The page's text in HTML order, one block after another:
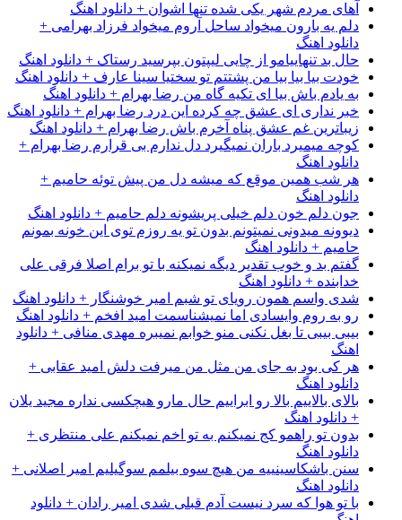
آهای مردم شهر یکی شده تنها اشوان + دانلود اهنگ
دلم یه بارون میخواد ساحل آروم میخواد فرزاد بهرامی +
دانلود اهنگ
حال بد تنهاییامو از چایی لیپتون بپرسید رستاک + دانلود اهنگ
خودت بیا بیا بیا من پشتتم تو سختیا سینا عارف + دانلود اهنگ
به یادم باش بیا ای تکیه گاه من رضا بهرام + دانلود اهنگ
خبر نداری ای عشق چه کرده این درد رضا بهرام + دانلود اهنگ
زیباترین غم عشق پناه آخرم باش رضا بهرام + دانلود اهنگ
کوچه میمیرد باران نمیگیرد دل ندارم بی قرارم رضا بهرام +
دانلود اهنگ
هر شب همین موقع که میشه دل من پیش توئه حامیم +
دانلود اهنگ
جون دلم خون دلم خیلی پریشونه دلم حامیم + دانلود اهنگ
دیوونه میدونی نمیتونم بدون تو یه روزم توی این خونه بمونم
حامیم + دانلود اهنگ
گفتم بد و خوب تقدیر دیگه نمیکنه با تو برام اصلا فرقی علی
خدابنده + دانلود اهنگ
شدی واسم همون رویای تو شبم امیر خوشنگار + دانلود اهنگ
رو به روم وایسادی اما نمیشناسمت امید افخم + دانلود اهنگ
بیبی بیبی تا بغل نکنی منو خوابم نمیبره مهدی منافی + دانلود
اهنگ
هر کی بود به جای من مثل من میرفت دلش امید عقابی +
دانلود اهنگ
بالای بالاییم بالا رو ابراییم حال مارو هیچکسی نداره مجید یلان
+ دانلود اهنگ
بدون تو راهمو کج نمیکنم به تو اخم نمیکنم علی منتظری +
دانلود اهنگ
سنن باشکاسینییه من هیچ سوه بیلمم سوگیلیم امیر اصلانی +
دانلود اهنگ
با تو هوا که سرد نیست آدم قبلی شدی امیر رادان + دانلود